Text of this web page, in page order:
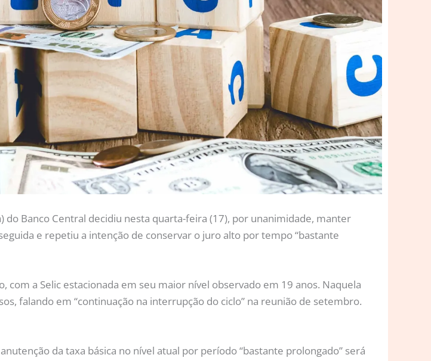
do Banco Central decidiu nesta quarta-feira (17), por unanimidade, manter
e repetiu a intenção de conservar o juro alto por tempo “bastante
a Selic estacionada em seu maior nível observado em 19 anos. Naquela
falando em “continuação na interrupção do ciclo” na reunião de setembro.
da taxa básica no nível atual por período “bastante prolongado” será